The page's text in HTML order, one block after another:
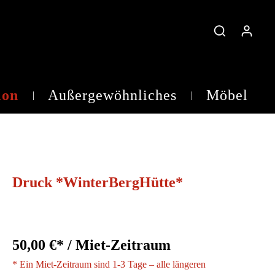
Außergewöhnliches Möbel
Druck *WinterBergHütte*
50,00 €* / Miet-Zeitraum
* Ein Miet-Zeitraum sind 1-3 Tage – alle längeren